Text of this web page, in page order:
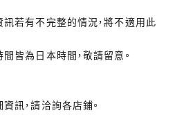
若有不完整的情況，將不適用此
皆為日本時間，敬請留意。
訊，請洽詢各店鋪。